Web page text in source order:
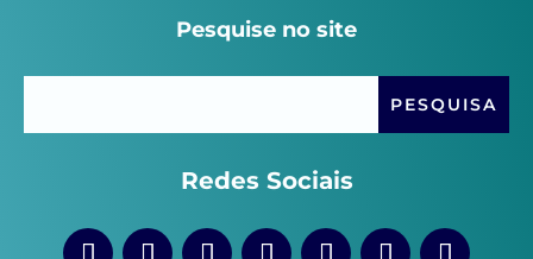
Pesquise no site
Redes Sociais